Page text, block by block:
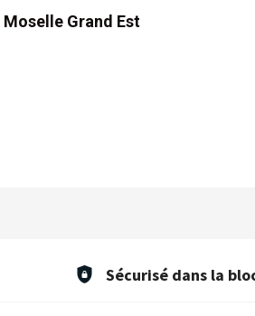
Grand Est
Sécurisé dans la